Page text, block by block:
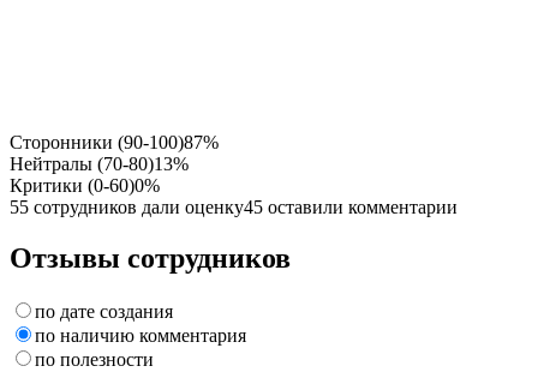
Сторонники (90-100)87%
Нейтралы (70-80)13%
Критики (0-60)0%
55 сотрудников дали оценку45 оставили комментарии
Отзывы сотрудников
по дате создания
по наличию комментария
по полезности